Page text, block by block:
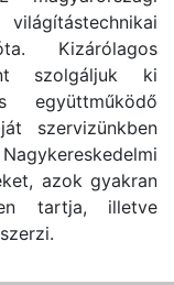
Kizárólagos
szolgáljuk ki
együttműködő
szervizünkben
azok gyakran
tartja, illetve